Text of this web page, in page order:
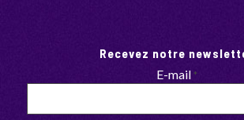
Recevez notre
E-mail*